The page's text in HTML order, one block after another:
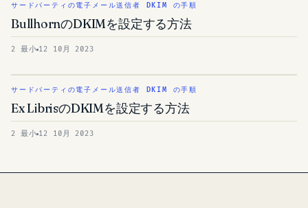
サードパーティの電子メール送信者 DKIM の手順
BullhornのDKIMを設定する方法
2 最小 12 10月 2023
サードパーティの電子メール送信者 DKIM の手順
Ex LibrisのDKIMを設定する方法
2 最小 12 10月 2023